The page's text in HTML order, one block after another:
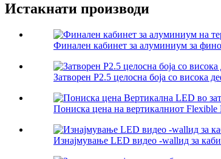
Истакнати производи
Финален кабинет за алуминиум за
Затворен P2.5 целосна боја со висока
Пониска цена на вертикалниот Flexible
Изнајмување LED видео -wallид за